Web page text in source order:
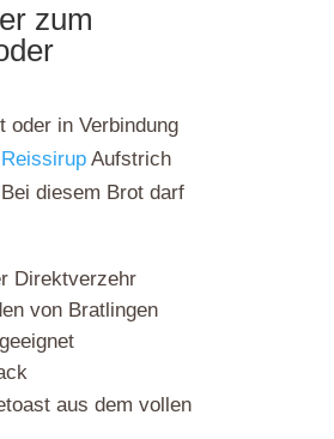
zum
oder in Verbindung
ReissirupAufstrich
diesem Brot darf
Direktverzehr
von Bratlingen
aus dem vollen